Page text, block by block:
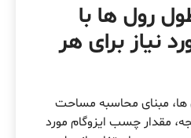
رول ها با
نیاز برای هر
ها، مبنای محاسبه مساحت
مقدار چسب ایزوگام مورد